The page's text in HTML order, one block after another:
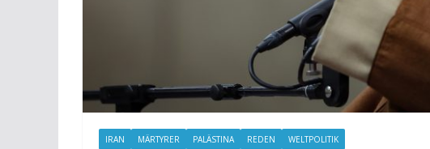
IRAN MÄRTYRER PALÄSTINA REDEN WELTPOLITIK